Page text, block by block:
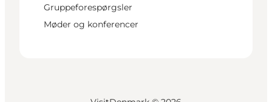
Gruppeforespørgsler
Møder og konferencer